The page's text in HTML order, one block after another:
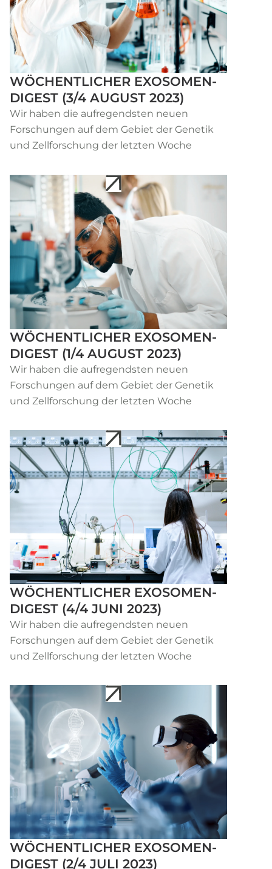
WÖCHENTLICHER EXOSOMEN-
DIGEST (3/4 AUGUST 2023)
Wir haben die aufregendsten neuen
Forschungen auf dem Gebiet der Genetik
und Zellforschung der letzten Woche
WÖCHENTLICHER EXOSOMEN-
DIGEST (1/4 AUGUST 2023)
Wir haben die aufregendsten neuen
Forschungen auf dem Gebiet der Genetik
und Zellforschung der letzten Woche
WÖCHENTLICHER EXOSOMEN-
DIGEST (4/4 JUNI 2023)
Wir haben die aufregendsten neuen
Forschungen auf dem Gebiet der Genetik
und Zellforschung der letzten Woche
WÖCHENTLICHER EXOSOMEN-
DIGEST (2/4 JULI 2023)